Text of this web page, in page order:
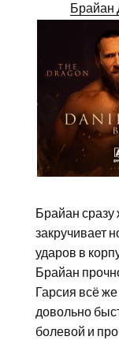
Брайан
Брайан сразу
закручивает
ударов в
Брайан
Гарсия всё
довольно
болевой и